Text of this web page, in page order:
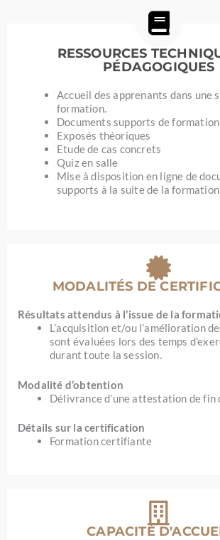
RESSOURCES
PÉDAGOGIQUES
Accueil des apprenants dans une
formation.
Documents supports de
Exposés théoriques
Etude de cas concrets
Quiz en salle
Mise à disposition en ligne de
supports à la suite de la
MODALITÉS DE
Résultats attendus à l’issue de la
L’acquisition et/ou l’amélioration
sont évaluées lors des temps
durant toute la session.
Modalité d’obtention
Délivrance d’une attestation de fin
Détails sur la certification
Formation certifiante
CAPACITÉ